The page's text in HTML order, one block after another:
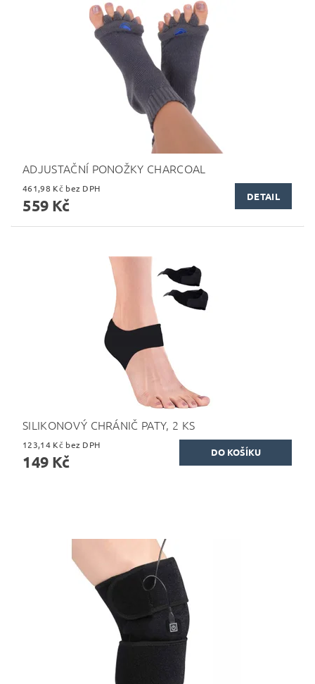
ADJUSTAČNÍ PONOŽKY CHARCOAL
461,98 Kč bez DPH
559 Kč DETAIL
SILIKONOVÝ CHRÁNIČ PATY, 2 KS
123,14 Kč bez DPH
149 Kč